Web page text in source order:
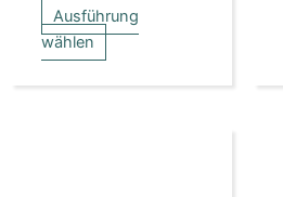
Ausführung
wählen